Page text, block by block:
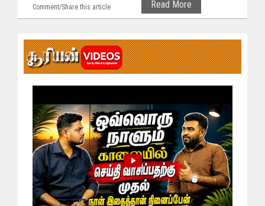
Comment/Share this article Read More